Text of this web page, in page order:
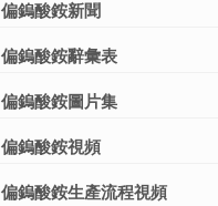
偏鎢酸銨新聞
偏鎢酸銨辭彙表
偏鎢酸銨圖片集
偏鎢酸銨視頻
偏鎢酸銨生產流程視頻